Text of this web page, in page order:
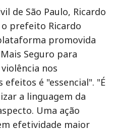
de São Paulo, Ricardo
prefeito Ricardo
promovida
Seguro para
nos
é "essencial". "É
a linguagem da
Uma ação
efetividade maior